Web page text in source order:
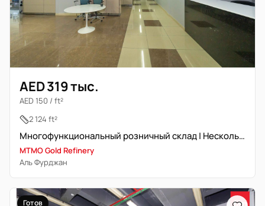
AED 319 тыс.
AED 150 / ft²
2 124 ft²
Многофункциональный розничный склад | Несколько розничных помещений
MTMO Gold Refinery
Аль Фурджан
Готов